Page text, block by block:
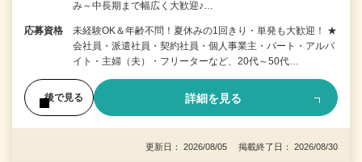
み～中長期まで幅広く大歓迎♪…
応募資格
未経験OK＆年齢不問！夏休みの1回きり・単発も大歓迎！ ★
会社員・派遣社員・契約社員・個人事業主・パート・アルバ
イト・主婦（夫）・フリーターなど、20代～50代…
後で見る 詳細を見る
更新日： 2026/08/05 掲載終了日： 2026/08/30